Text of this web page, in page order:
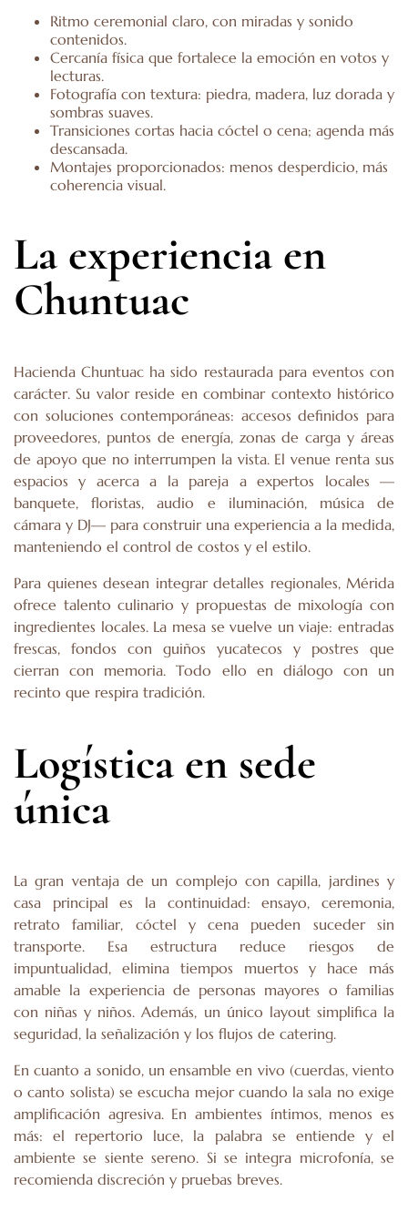
Ritmo ceremonial claro, con miradas y sonido
contenidos.
Cercanía física que fortalece la emoción en votos y
lecturas.
Fotografía con textura: piedra, madera, luz dorada y
sombras suaves.
Transiciones cortas hacia cóctel o cena; agenda más
descansada.
Montajes proporcionados: menos desperdicio, más
coherencia visual.
La experiencia en
Chuntuac
Hacienda Chuntuac ha sido restaurada para eventos con
carácter. Su valor reside en combinar contexto histórico
con soluciones contemporáneas: accesos definidos para
proveedores, puntos de energía, zonas de carga y áreas
de apoyo que no interrumpen la vista. El venue renta sus
espacios y acerca a la pareja a expertos locales —
banquete, floristas, audio e iluminación, música de
cámara y DJ— para construir una experiencia a la medida,
manteniendo el control de costos y el estilo.
Para quienes desean integrar detalles regionales, Mérida
ofrece talento culinario y propuestas de mixología con
ingredientes locales. La mesa se vuelve un viaje: entradas
frescas, fondos con guiños yucatecos y postres que
cierran con memoria. Todo ello en diálogo con un
recinto que respira tradición.
Logística en sede
única
La gran ventaja de un complejo con capilla, jardines y
casa principal es la continuidad: ensayo, ceremonia,
retrato familiar, cóctel y cena pueden suceder sin
transporte. Esa estructura reduce riesgos de
impuntualidad, elimina tiempos muertos y hace más
amable la experiencia de personas mayores o familias
con niñas y niños. Además, un único layout simplifica la
seguridad, la señalización y los flujos de catering.
En cuanto a sonido, un ensamble en vivo (cuerdas, viento
o canto solista) se escucha mejor cuando la sala no exige
amplificación agresiva. En ambientes íntimos, menos es
más: el repertorio luce, la palabra se entiende y el
ambiente se siente sereno. Si se integra microfonía, se
recomienda discreción y pruebas breves.